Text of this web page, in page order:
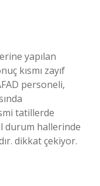
yapılan
kısmı zayıf
personeli,
tatillerde
durum hallerinde
dikkat çekiyor.